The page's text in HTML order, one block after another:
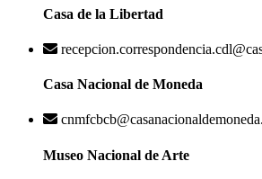
Casa de la Libertad
Casa Nacional de Moneda
Museo Nacional de Arte